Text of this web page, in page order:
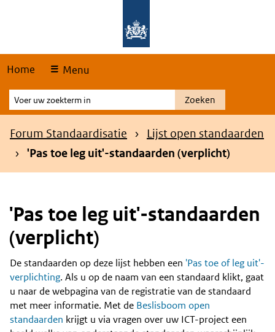
Home Menu
Voer
uw
zoekterm
Zoeken
Kruimelpad
Forum Standaardisatie
Lijst open standaarden
'Pas toe leg uit'-standaarden (verplicht)
'Pas toe leg uit'-standaarden
(verplicht)
Content
De standaarden op deze lijst hebben een 'Pas toe of leg uit'-
verplichting. Als u op de naam van een standaard klikt, gaat
u naar de webpagina van de registratie van de standaard
met meer informatie. Met de Beslisboom open
standaarden krijgt u via vragen over uw ICT-project een